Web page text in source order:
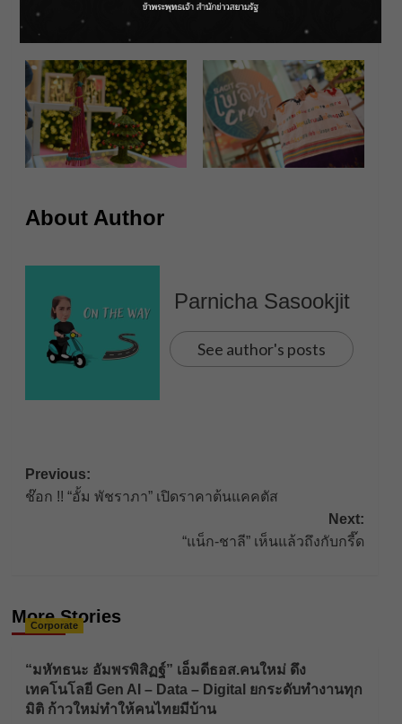
About Author
Parnicha Sasookjit
See author's posts
Post
navigation
Previous:
ช๊อก !! “อั้ม พัชราภา” เปิดราคาต้นแคคตัส
Next:
“แน็ก-ชาลี” เห็นแล้วถึงกับกรี๊ด
More Stories
Corporate
“มหัทธนะ อัมพรพิสิฏฐ์” เอ็มดีธอส.คนใหม่ ดึง
เทคโนโลยี Gen AI – Data – Digital ยกระดับทำงานทุก
มิติ ก้าวใหม่ทำให้คนไทยมีบ้าน